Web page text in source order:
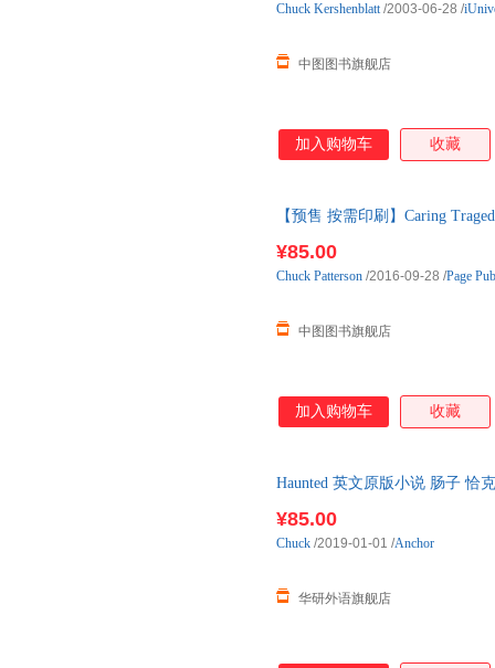
中图图书旗舰店
Chuck Kershenblatt/2003-06-28 /
加入购物车 收藏
【预售 按需印刷】Caring
¥85.00
中图图书旗舰店
Chuck Patterson /2016-09-28 /Page
加入购物车 收藏
Haunted 英文原版小说 肠子 恰
¥85.00
华研外语旗舰店
Chuck /2019-01-01 /Anchor